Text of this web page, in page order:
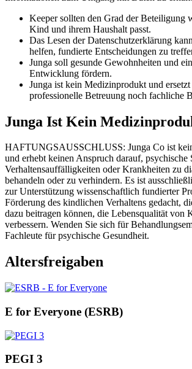
Keeper sollten den Grad der Beteiligung
Kind und ihrem Haushalt passt.
Das Lesen der Datenschutzerklärung
helfen, fundierte Entscheidungen zu
Junga soll gesunde Gewohnheiten und
Entwicklung fördern.
Junga ist kein Medizinprodukt und
professionelle Betreuung noch fachliche
Junga Ist Kein
HAFTUNGSAUSSCHLUSS: Junga Co ist
und erhebt keinen Anspruch darauf, psychische
Verhaltensauffälligkeiten oder Krankheiten zu
behandeln oder zu verhindern. Es ist
zur Unterstützung wissenschaftlich fundierter
Förderung des kindlichen Verhaltens gedacht,
dazu beitragen können, die Lebensqualität von
verbessern. Wenden Sie sich für
Fachleute für psychische Gesundheit.
Altersfreigaben
E for Everyone (ESRB)
PEGI 3